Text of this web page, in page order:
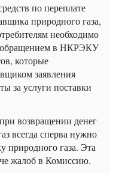
по переплате
природного газа,
необходимо
обращением в НКРЭКУ
которые
заявления
за услуги поставки
возвращении денег
всегда сперва нужно
природного газа. Эта
жалоб в Комиссию.